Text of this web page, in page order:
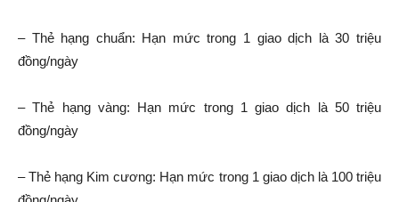
– Thẻ hạng chuẩn: Hạn mức trong 1 giao dịch là 30 triệu
đồng/ngày
– Thẻ hạng vàng: Hạn mức trong 1 giao dịch là 50 triệu
đồng/ngày
– Thẻ hạng Kim cương: Hạn mức trong 1 giao dịch là 100 triệu